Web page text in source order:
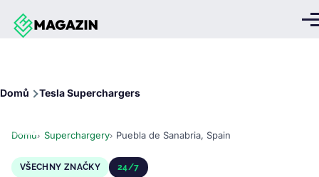
Přejít k hlavnímu obsahu
Domů Tesla Superchargers
Domů Superchargery Puebla de Sanabria, Spain
VŠECHNY ZNAČKY 24/7